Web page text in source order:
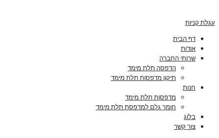
עגלת קניות
דף הבית
אודות
שרותי החברה
הדפסה תלת מימד
תיקון מדפסות תלת מימד
חנות
מדפסות תלת מימד
חומר גלם למדפסת תלת מימד
בלוג
צור קשר